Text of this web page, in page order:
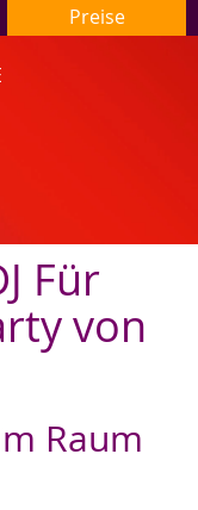
Preise
Für
von
Raum